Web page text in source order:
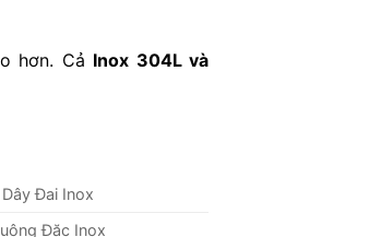
hơn. Cả Inox 304L và
Dây Đai Inox
Đặc Inox